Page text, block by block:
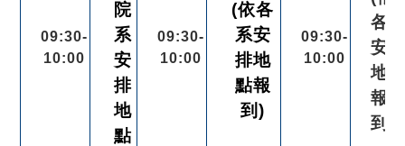
09:30-
10:00
院
系
安
排
地
點
09:30-
10:00
(依各
系安
排地
點報
到)
09:30-
10:00
各
安
地
報
到)